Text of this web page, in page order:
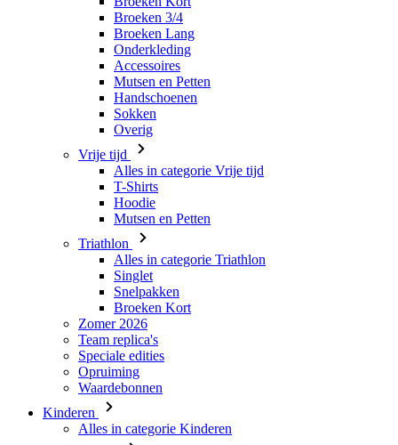
Broeken 3/4
Broeken Lang
Onderkleding
Accessoires
Mutsen en Petten
Handschoenen
Sokken
Overig
Vrije tijd
Alles in categorie Vrije tijd
T-Shirts
Hoodie
Mutsen en Petten
Triathlon
Alles in categorie Triathlon
Singlet
Snelpakken
Broeken Kort
Zomer 2026
Team replica's
Speciale edities
Opruiming
Waardebonnen
Kinderen
Alles in categorie Kinderen